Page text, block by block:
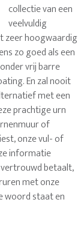
collectie van een
veelvuldig
zeer hoogwaardig
zo goed als een
vrij barre
En zal nooit
met een
prachtige urn
of
onze vul- of
informatie
betaalt,
met onze
woord staat en